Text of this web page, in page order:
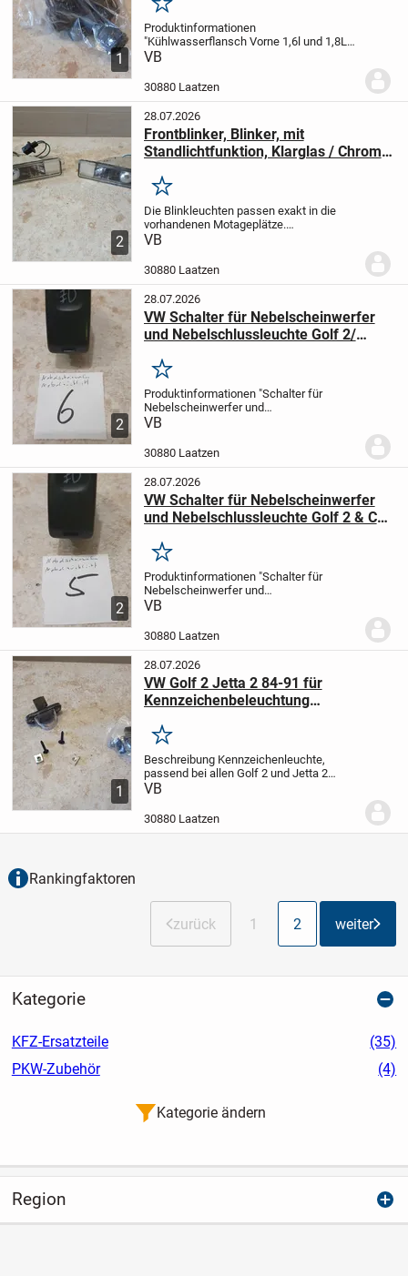
1
Merken
Produktinformationen
"Kühlwasserflansch Vorne 1,6l und 1,8L
inkl. Dichtungen OE Ref. 037121132B"
Kühlwasserflansch inklusive Dichtungen.
Fahrzeugverwendung:Caddy (14D), Golf...
VB
30880 Laatzen
2
28.07.2026
Frontblinker, Blinker, mit
Standlichtfunktion, Klarglas / Chrom
Baujahr 09.1989-12.1992
Merken
Die Blinkleuchten passen exakt in die
vorhandenen Motageplätze.
eintragungsfrei mit E-Prüfzeichen
integriertes Standlicht
rechts Leuchtmittel...
VB
30880 Laatzen
2
28.07.2026
VW Schalter für Nebelscheinwerfer
und Nebelschlussleuchte Golf 2/
Merken
Produktinformationen "Schalter für
Nebelscheinwerfer und
Nebelschlussleuchte Golf 2 & Co OE Ref.
gebrauchter Schalter für die
Nebelschlussleuchte...
VB
30880 Laatzen
2
28.07.2026
VW Schalter für Nebelscheinwerfer
und Nebelschlussleuchte Golf 2 & Co
Merken
Produktinformationen "Schalter für
Nebelscheinwerfer und
Nebelschlussleuchte Golf 2 & Co OE Ref.
gebrauchter Schalter für die
Nebelschlussleuchte...
VB
30880 Laatzen
1
28.07.2026
VW Golf 2 Jetta 2 84-91 für
Kennzeichenbeleuchtung
Merken
Beschreibung Kennzeichenleuchte,
passend bei allen Golf 2 und Jetta 2
Lieferumfang: Zwei Leuchten
Ohne Leuchtmittel
VB
30880 Laatzen
Rankingfaktoren
zurück 1 2 weiter
Kategorie
KFZ-Ersatzteile
(35)
PKW-Zubehör
(4)
Kategorie ändern
Region